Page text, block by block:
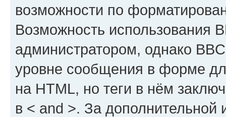
возможности по
Возможность использования
администратором, однако
уровне сообщения в форме
на HTML, но теги в нём
в < and >. За